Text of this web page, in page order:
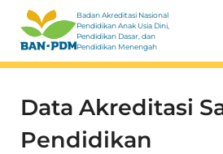
Badan Akreditasi Nasional
Pendidikan Anak Usia Dini,
Pendidikan Dasar, dan
Pendidikan Menengah
Data Akreditasi
Pendidikan